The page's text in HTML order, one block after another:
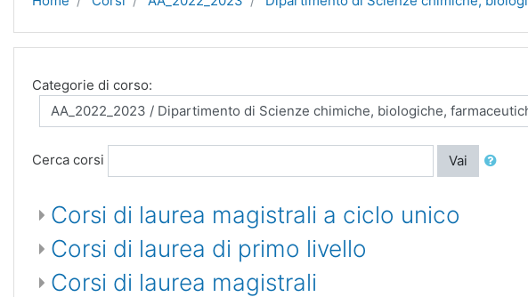
Categorie di corso:
Cerca corsi
Vai
Corsi di laurea magistrali a ciclo unico
Corsi di laurea di primo livello
Corsi di laurea magistrali